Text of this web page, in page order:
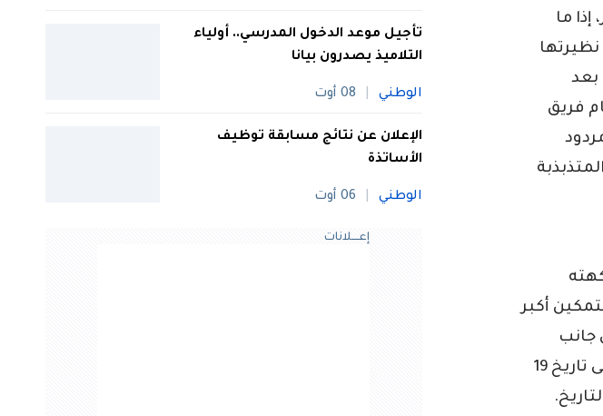
ما
بعد
فريق
أكبر
ملعب 5 جويلية الى جانب
التأجيلات المتكررة له قبل أن يستقر أمر الرابطة الوطنية لكرة القدم على تاريخ 19
تأجيل موعد الدخول المدرسي.. أولياء
التلاميذ يصدرون بيانا
الوطني 08 أوت
الإعلان عن نتائج مسابقة توظيف
الأساتذة
الوطني 06 أوت
إعــــلانات